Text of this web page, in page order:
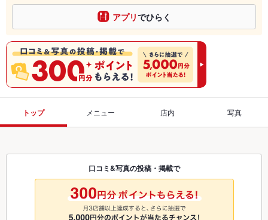
アプリでひらく
トップ メニュー 店内 写真
口コミ&写真の投稿・掲載で